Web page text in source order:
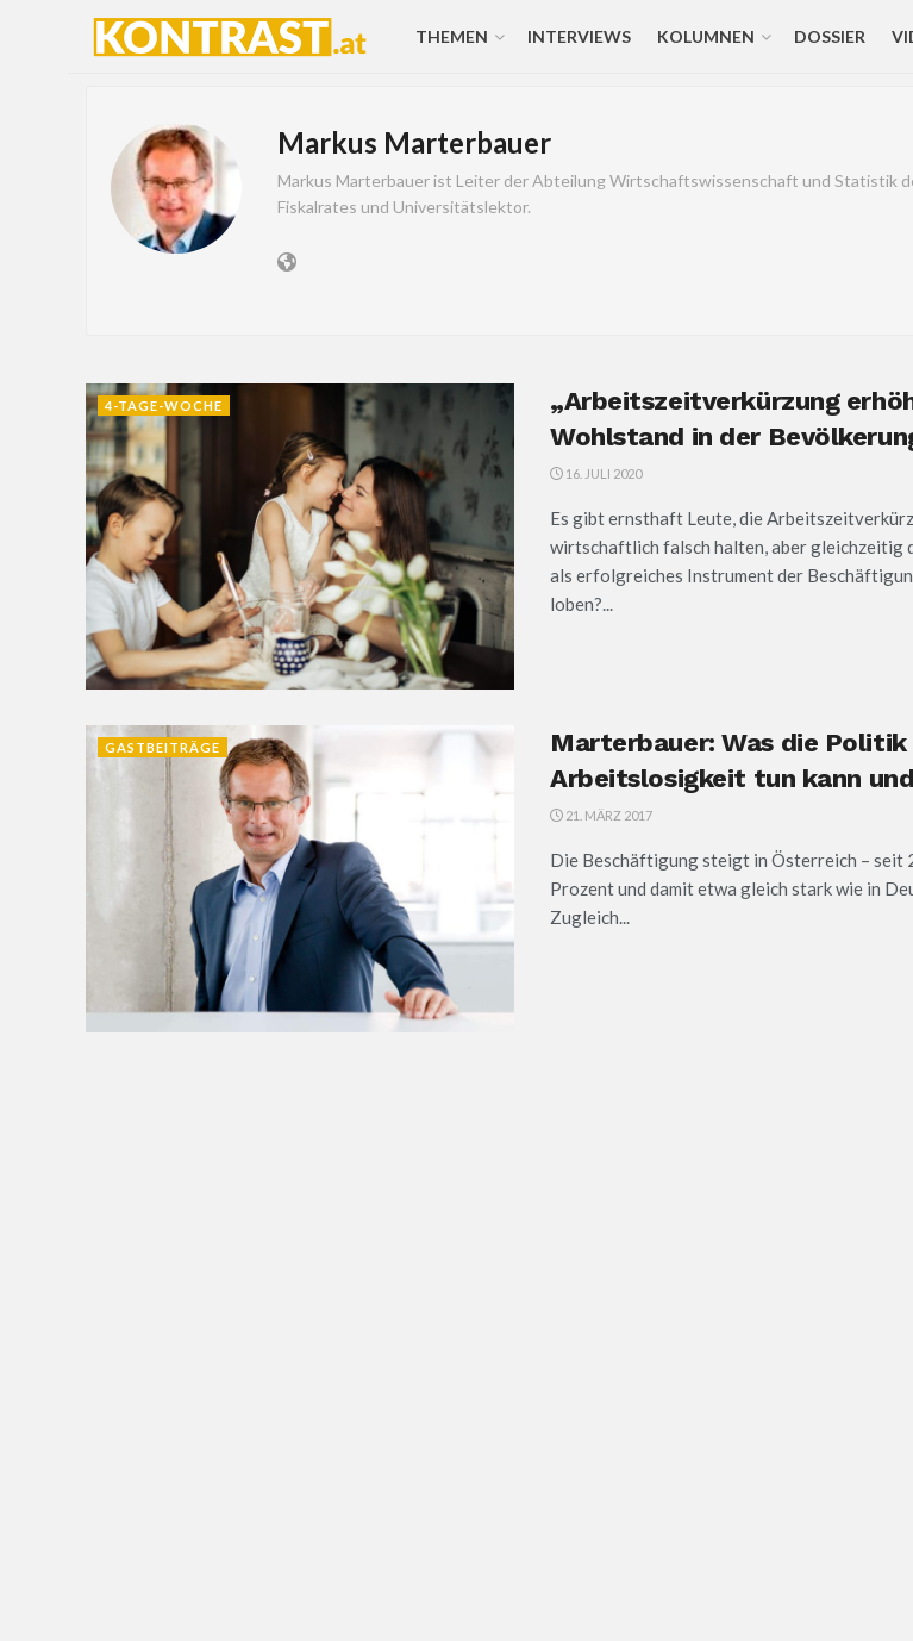
THEMEN INTERVIEWS KOLUMNEN DOSSIER
Markus Marterbauer
Markus Marterbauer ist Leiter der Abteilung Wirtschaftswissenschaft und Statistik
Fiskalrates und Universitätslektor.
4-TAGE-WOCHE
„Arbeitszeitverkürzung
Wohlstand in der
16. JULI 2020
Es gibt ernsthaft Leute, die
wirtschaftlich falsch halten, aber gleichzeitig
als erfolgreiches Instrument der
loben?...
GASTBEITRÄGE
Marterbauer: Was die Politik
Arbeitslosigkeit tun kann
21. MÄRZ 2017
Die Beschäftigung steigt in Österreich – seit
Prozent und damit etwa gleich stark wie in
Zugleich...